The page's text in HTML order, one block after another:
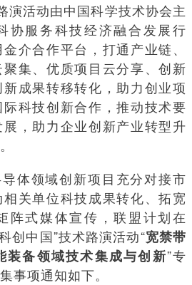
演活动由中国科学技术协会主
协服务科技经济融合发展行
介合作平台，打通产业链、
集、优质项目云分享、创新
成果转移转化，助力创业项
科技创新合作，推动技术要
，助力企业创新产业转型升
体领域创新项目充分对接市
关单位科技成果转化、拓宽
阵式媒体宣传，联盟计划在
创中国”技术路演活动“宽禁带
装备领域技术集成与创新”专
事项通知如下。